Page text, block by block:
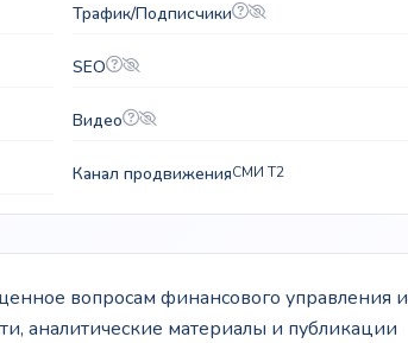
Трафик/Подписчики
SEO
Видео
Канал продвиженияСМИ T2
вопросам финансового управления и
аналитические материалы и публикации